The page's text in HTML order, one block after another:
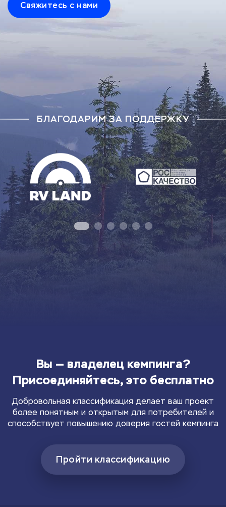
Свяжитесь с нами
БЛАГОДАРИМ ЗА ПОДДЕРЖКУ
Вы — владелец кемпинга?
Присоединяйтесь, это бесплатно
Добровольная классификация делает ваш проект
более понятным и открытым для потребителей и
способствует повышению доверия гостей кемпинга
Пройти классификацию